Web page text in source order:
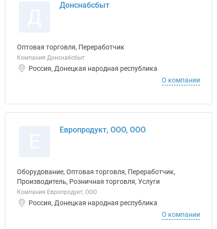
Донснабсбыт
Оптовая торговля, Переработчик
Компания Донснабсбыт
Россия, Донецкая народная республика
О компании
Европродукт, ООО, ООО
Оборудование, Оптовая торговля, Переработчик,
Производитель, Розничная торговля, Услуги
Компания Европродукт, ООО
Россия, Донецкая народная республика
О компании